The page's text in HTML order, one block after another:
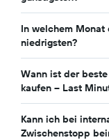
In welchem Monat
niedrigsten?
Wann ist der
kaufen – Last
Kann ich bei
Zwischenstopp